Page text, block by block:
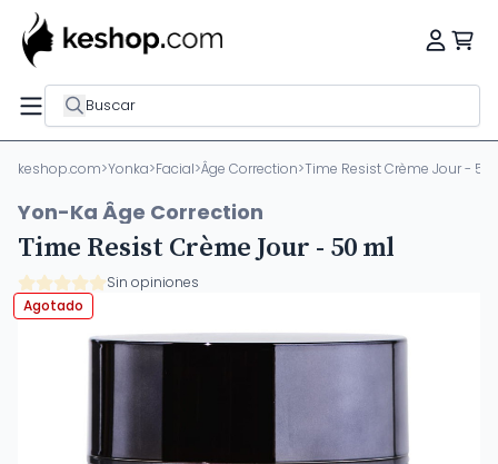
Buscar
keshop.com>Yonka>Facial>Âge Correction>Time Resist Crème Jour - 50
Yon-Ka Âge Correction
Time Resist Crème Jour - 50 ml
Sin opiniones
Agotado